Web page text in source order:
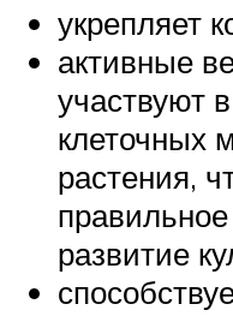
укрепляет
активные
участвуют
клеточных
растения,
развитие